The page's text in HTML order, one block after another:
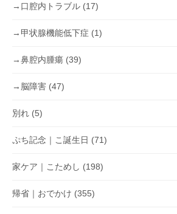
→口腔内トラブル (17)
→甲状腺機能低下症 (1)
→鼻腔内腫瘍 (39)
→脳障害 (47)
別れ (5)
ぷち記念｜こ誕生日 (71)
家ケア｜こためし (198)
帰省｜おでかけ (355)